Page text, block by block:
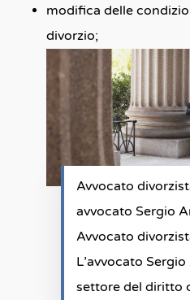
modifica delle
divorzio;
Avvocato
avvocato Sergio
Avvocato
L’avvocato
settore del diritto